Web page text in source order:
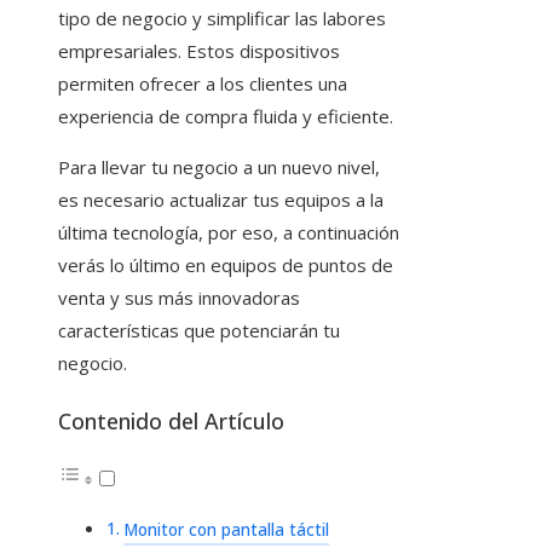
tipo de negocio y simplificar las labores
empresariales. Estos dispositivos
permiten ofrecer a los clientes una
experiencia de compra fluida y eficiente.
Para llevar tu negocio a un nuevo nivel,
es necesario actualizar tus equipos a la
última tecnología, por eso, a continuación
verás lo último en equipos de puntos de
venta y sus más innovadoras
características que potenciarán tu
negocio.
Contenido del Artículo
Monitor con pantalla táctil